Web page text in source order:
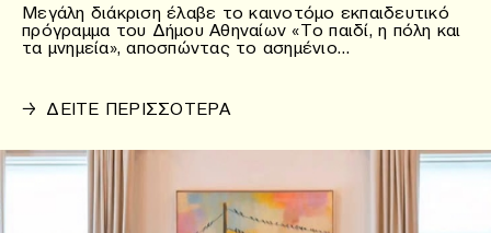
Μεγάλη διάκριση έλαβε το καινοτόμο εκπαιδευτικό
πρόγραμμα του Δήμου Αθηναίων «Το παιδί, η πόλη και
τα μνημεία», αποσπώντας το ασημένιο…
→ ΔΕΙΤΕ ΠΕΡΙΣΣΟΤΕΡΑ